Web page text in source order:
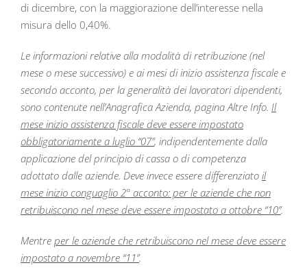
di dicembre, con la maggiorazione dell’interesse nella
misura dello 0,40%.
Le informazioni relative alla modalità di retribuzione (nel
mese o mese successivo) e ai mesi di inizio assistenza fiscale e
secondo acconto, per la generalità dei lavoratori dipendenti,
sono contenute nell’Anagrafica Azienda, pagina Altre Info. Il
mese inizio assistenza fiscale deve essere impostato
obbligatoriamente a luglio “07”, indipendentemente dalla
applicazione del principio di cassa o di competenza
adottato dalle aziende. Deve invece essere differenziato il
mese inizio conguaglio 2° acconto: per le aziende che non
retribuiscono nel mese deve essere impostato a ottobre “10”.
Mentre per le aziende che retribuiscono nel mese deve essere
impostato a novembre “11”.